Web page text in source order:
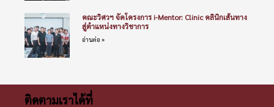
คณะวิศวฯ จัดโครงการ i-Mentor: Clinic คลินิกเส้นทาง
สู่ตำแหน่งทางวิชาการ
อ่านต่อ »
ติดตามเราได้ที่